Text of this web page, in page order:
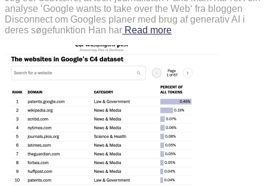
analyse ‘Google wants to take over the Web‘ fra bloggen
Disconnect om Googles planer med brug af generativ AI i
deres søgefunktion Han har Read more